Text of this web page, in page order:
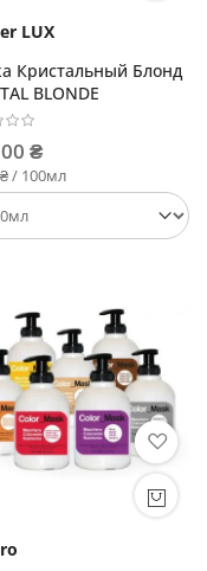
LUX
Кристальный Блонд
BLONDE
₴
/ 100мл